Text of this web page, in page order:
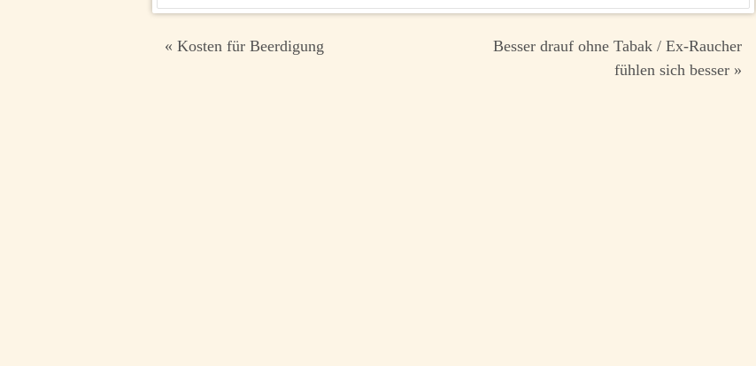
Beitragsnavigation
« Kosten für Beerdigung
Besser drauf ohne Tabak / Ex-Raucher
fühlen sich besser »